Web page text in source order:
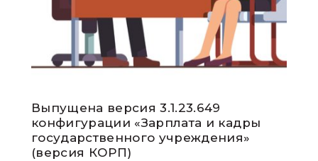
Выпущена версия 3.1.23.649
конфигурации «Зарплата и кадры
государственного учреждения»
(версия КОРП)